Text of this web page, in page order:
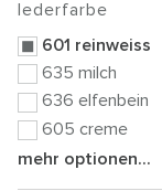
lederfarbe
601 reinweiss
635 milch
636 elfenbein
605 creme
mehr optionen...